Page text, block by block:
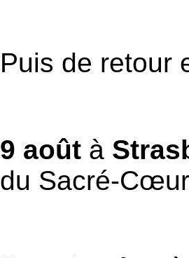
Puis de retour
9 août à
du Sacré-